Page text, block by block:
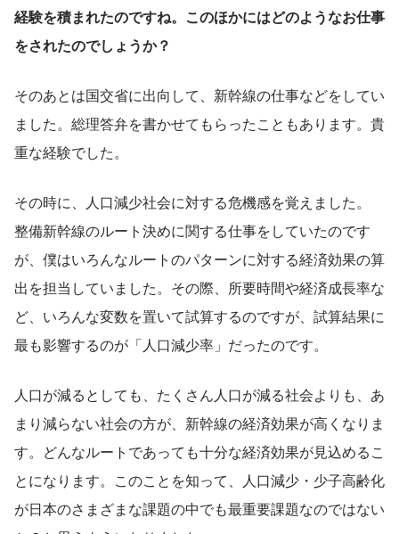
経験を積まれたのですね。このほかにはどのようなお仕事
をされたのでしょうか？
そのあとは国交省に出向して、新幹線の仕事などをしてい
ました。総理答弁を書かせてもらったこともあります。貴
重な経験でした。
その時に、人口減少社会に対する危機感を覚えました。
整備新幹線のルート決めに関する仕事をしていたのです
が、僕はいろんなルートのパターンに対する経済効果の算
出を担当していました。その際、所要時間や経済成長率な
ど、いろんな変数を置いて試算するのですが、試算結果に
最も影響するのが「人口減少率」だったのです。
人口が減るとしても、たくさん人口が減る社会よりも、あ
まり減らない社会の方が、新幹線の経済効果が高くなりま
す。どんなルートであっても十分な経済効果が見込めるこ
とになります。このことを知って、人口減少・少子高齢化
が日本のさまざまな課題の中でも最重要課題なのではない